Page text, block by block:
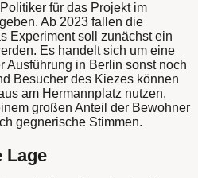
für das Projekt im
Ab 2023 fallen die
Experiment soll zunächst ein
Es handelt sich um eine
Ausführung in Berlin sonst noch
Besucher des Kiezes können
am Hermannplatz nutzen.
großen Anteil der Bewohner
gegnerische Stimmen.
Lage